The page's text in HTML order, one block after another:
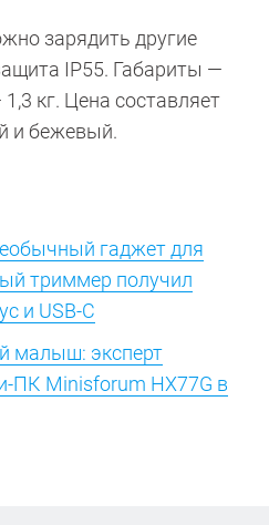
зарядить другие
IP55. Габариты —
кг. Цена составляет
и бежевый.
гаджет для
триммер получил
и USB-C
малыш: эксперт
ПК Minisforum HX77G в